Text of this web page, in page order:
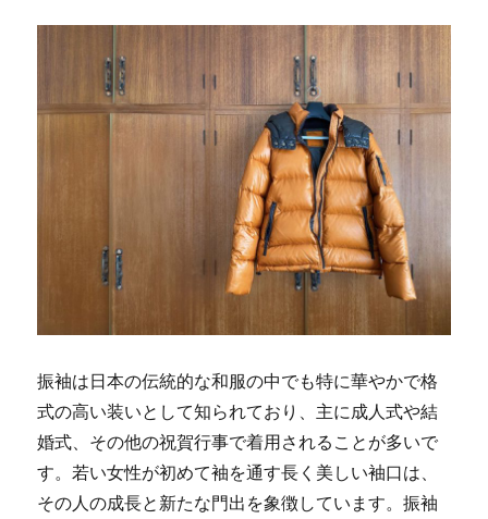
振袖は日本の伝統的な和服の中でも特に華やかで格
式の高い装いとして知られており、主に成人式や結
婚式、その他の祝賀行事で着用されることが多いで
す。 若い女性が初めて袖を通す長く美しい袖口は、
その人の成長と新たな門出を象徴しています。振袖